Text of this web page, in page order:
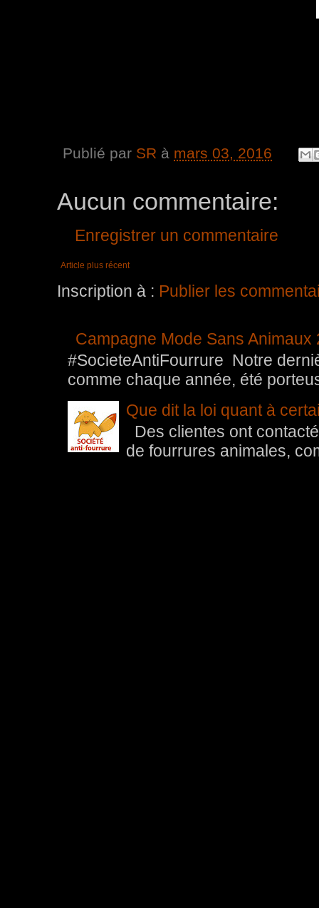
Publié par SR à mars 03, 2016
Aucun commentaire:
Enregistrer un commentaire
Article plus récent
Inscription à : Publier les
Campagne Mode Sans Animaux
#SocieteAntiFourrure Notre
comme chaque année, été
Que dit la loi quant à
Des clientes ont
de fourrures animales,